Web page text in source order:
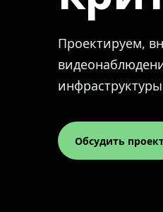
Проектируем,
Обсудить